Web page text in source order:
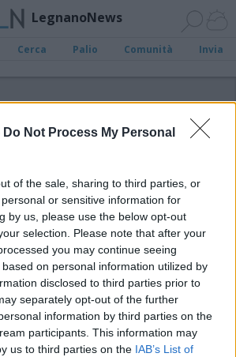
Do Not Process My Personal
of the sale, sharing to third parties, or
or sensitive information for
by us, please use the below opt-out
selection. Please note that after your
you may continue seeing
on personal information utilized by
disclosed to third parties prior to
separately opt-out of the further
information by third parties on the
participants. This information may
us to third parties on the IAB’s List of
LegnanoNews
Cerca Palio Comunità Invia
ADV
nessun articolo.
in modalità classica